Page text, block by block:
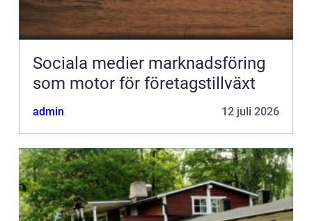
Sociala medier marknadsföring
som motor för företagstillväxt
admin 12 juli 2026